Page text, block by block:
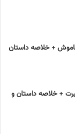
خاموش + خلاصه داستان
+ خلاصه داستان و